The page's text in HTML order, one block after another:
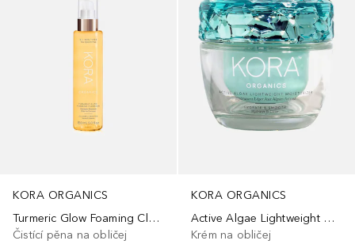
KORA ORGANICS
Turmeric Glow Foaming Cleanser
Čistící pěna na obličej
KORA ORGANICS
Active Algae Lightweight Moisturizer
Krém na obličej